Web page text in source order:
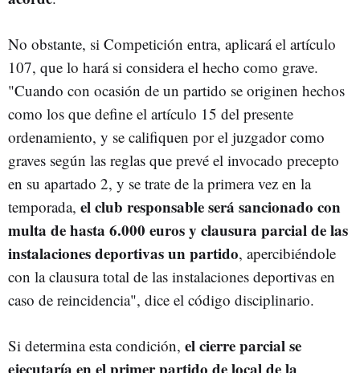
No obstante, si Competición entra, aplicará el artículo
107, que lo hará si considera el hecho como grave.
"Cuando con ocasión de un partido se originen hechos
como los que define el artículo 15 del presente
ordenamiento, y se califiquen por el juzgador como
graves según las reglas que prevé el invocado precepto
en su apartado 2, y se trate de la primera vez en la
temporada, el club responsable será sancionado con
multa de hasta 6.000 euros y clausura parcial de las
instalaciones deportivas un partido, apercibiéndole
con la clausura total de las instalaciones deportivas en
caso de reincidencia", dice el código disciplinario.
Si determina esta condición, el cierre parcial se
ejecutaría en el primer partido de local de la